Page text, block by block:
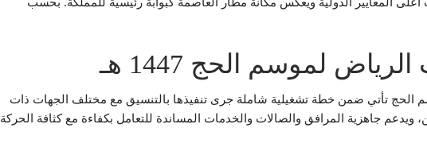
لموسم الحج 1447 هـ
الحج تأتي ضمن خطة تشغيلية شاملة جرى تنفيذها بالتنسيق مع مختلف الجهات ذات
ويدعم جاهزية المرافق والصالات والخدمات المساندة للتعامل بكفاءة مع كثافة الحركة